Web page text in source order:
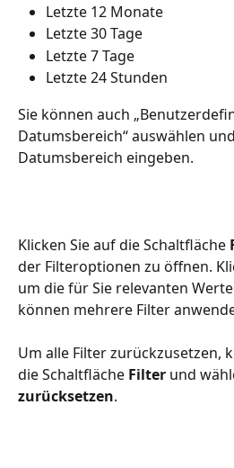
Letzte 12 Monate
Letzte 30 Tage
Letzte 7 Tage
Letzte 24 Stunden
Sie können auch
Datumsbereich“ auswählen
Datumsbereich eingeben.
Klicken Sie auf die Schaltfläche
der Filteroptionen zu öffnen.
um die für Sie relevanten
können mehrere Filter
Um alle Filter zurückzusetzen,
die Schaltfläche Filter und
zurücksetzen.